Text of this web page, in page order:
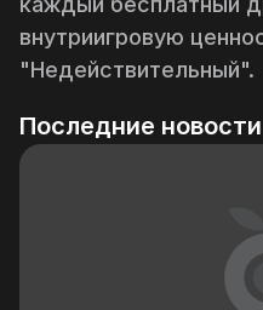
внутриигровую
"Недействительный".
Последние новости